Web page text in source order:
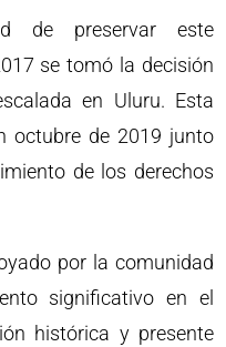
de preservar este
se tomó la decisión
en Uluru. Esta
octubre de 2019 junto
de los derechos
por la comunidad
significativo en el
histórica y presente